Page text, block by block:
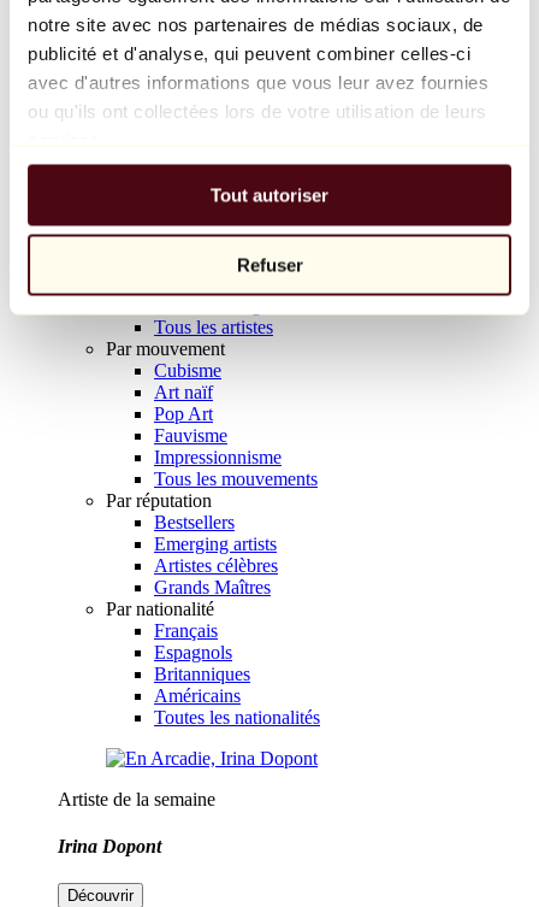
notre site avec nos partenaires de médias sociaux, de
publicité et d'analyse, qui peuvent combiner celles-ci
avec d'autres informations que vous leur avez fournies
ou qu'ils ont collectées lors de votre utilisation de leurs
Tout autoriser
Refuser
Balloon Dog (Orange)
Jeff Koons
10 000 €
Parcourir
Tous les sculpteurs
Tous les photographes
Tous les artistes
Par mouvement
Cubisme
Art naïf
Pop Art
Fauvisme
Impressionnisme
Tous les mouvements
Par réputation
Bestsellers
Emerging artists
Artistes célèbres
Grands Maîtres
Par nationalité
Français
Espagnols
Britanniques
Américains
Toutes les nationalités
Artiste de la semaine
Irina Dopont
Découvrir